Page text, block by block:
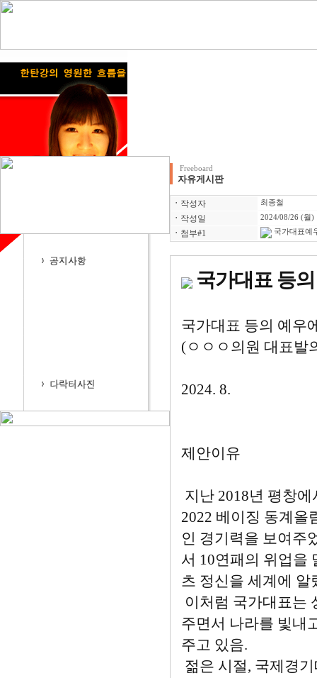
Freeboard
자유게시판
ㆍ 작성자 최종철
ㆍ 작성일 2024/08/26 (월)
ㆍ 첨부#1 국가대표예
국가대표 등
국가대표 등의 예우
(ㅇㅇㅇ의원 대표발
2024. 8.
제안이유
지난 2018년 평창
2022 베이징 동계올
인 경기력을 보여주
서 10연패의 위업을
츠 정신을 세계에 알
이처럼 국가대표는
주면서 나라를 빛내
주고 있음.
젊은 시절, 국제경